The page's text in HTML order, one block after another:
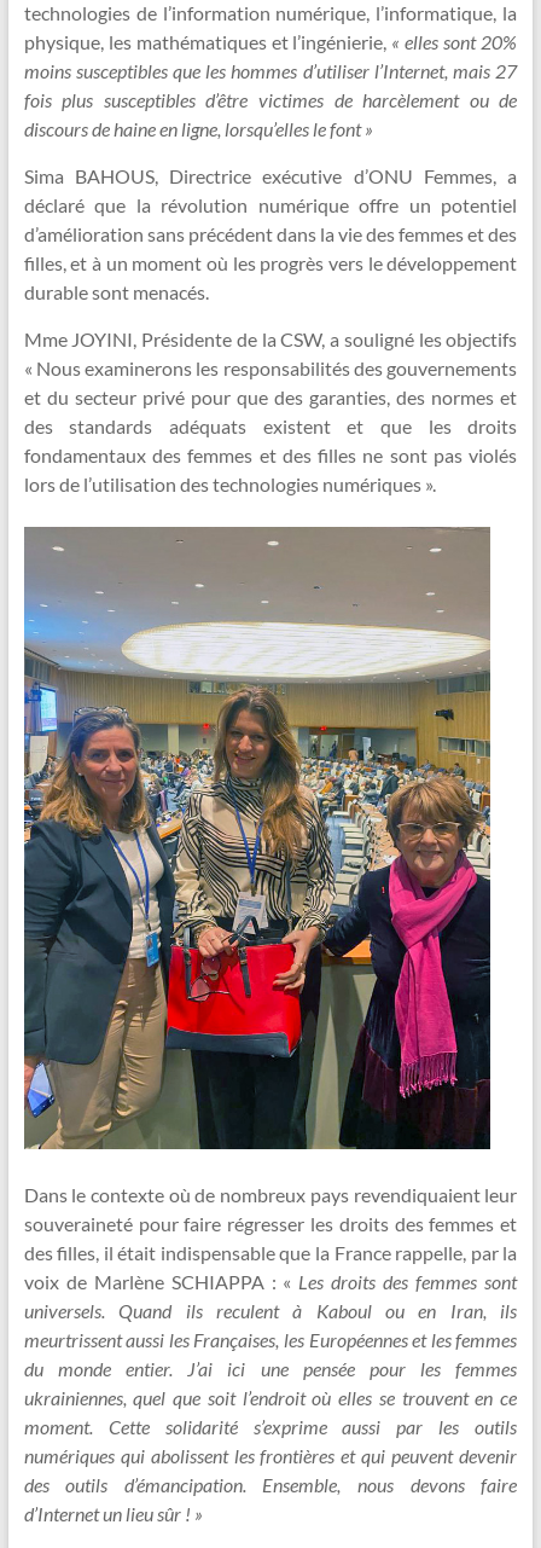
technologies de l’information numérique, l’informatique, la
physique, les mathématiques et l’ingénierie, « elles sont 20%
moins susceptibles que les hommes d’utiliser l’Internet, mais 27
fois plus susceptibles d’être victimes de harcèlement ou de
discours de haine en ligne, lorsqu’elles le font »
Sima BAHOUS, Directrice exécutive d’ONU Femmes, a
déclaré que la révolution numérique offre un potentiel
d’amélioration sans précédent dans la vie des femmes et des
filles, et à un moment où les progrès vers le développement
durable sont menacés.
Mme JOYINI, Présidente de la CSW, a souligné les objectifs
« Nous examinerons les responsabilités des gouvernements
et du secteur privé pour que des garanties, des normes et
des standards adéquats existent et que les droits
fondamentaux des femmes et des filles ne sont pas violés
lors de l’utilisation des technologies numériques ».
Dans le contexte où de nombreux pays revendiquaient leur
souveraineté pour faire régresser les droits des femmes et
des filles, il était indispensable que la France rappelle, par la
voix de Marlène SCHIAPPA : « Les droits des femmes sont
universels. Quand ils reculent à Kaboul ou en Iran, ils
meurtrissent aussi les Françaises, les Européennes et les femmes
du monde entier. J’ai ici une pensée pour les femmes
ukrainiennes, quel que soit l’endroit où elles se trouvent en ce
moment.
Cette solidarité s’exprime aussi par les outils
numériques qui abolissent les frontières et qui peuvent devenir
des outils d’émancipation.
Ensemble, nous devons faire
d’Internet un lieu sûr ! »